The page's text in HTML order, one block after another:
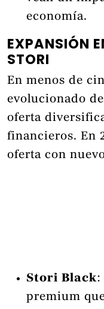
economía.
EXPANSIÓN
STORI
En menos de
evolucionado
oferta
financieros. En
oferta con
Stori Black:
premium